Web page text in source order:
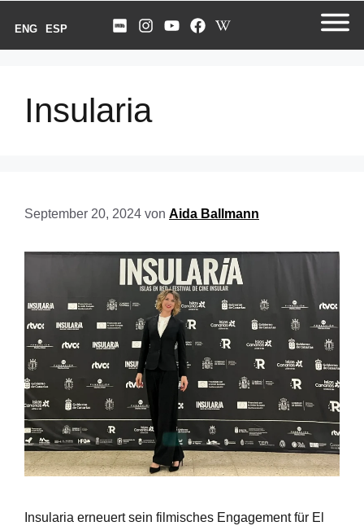
ENG ESP
Insularia
September 20, 2024 von Aida Ballmann
Insularia erneuert sein filmisches Engagement für El